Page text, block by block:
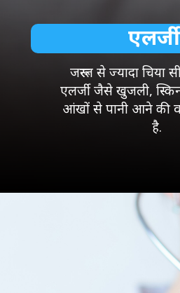
एलर्जी
जरूरत से ज्यादा चिया
एलर्जी जैसे खुजली,
आंखों से पानी आने की
है.